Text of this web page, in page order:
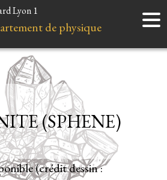
Accueil
Instruments
Liens et ressources
Lyon 1
de physique
(crédit dessin :
(SPHENE)